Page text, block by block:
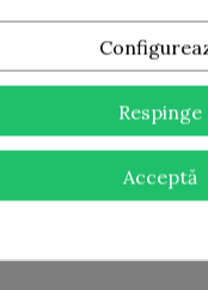
de contact din
Respinge
Acceptă